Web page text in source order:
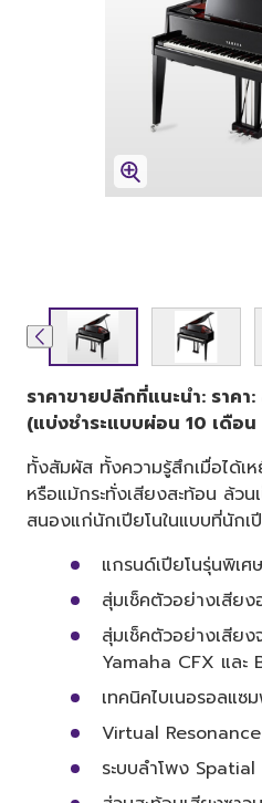
ราคาขายปลีกที่แนะนำ: ราค
(แบ่งชำระแบบผ่อน 10 เดือ
ทั้งสัมผัส ทั้งความรู้สึกเมื่อได้
หรือแม้กระทั่งเสียงสะท้อน ล้ว
สนองแก่นักเปียโนในแบบที่นักเ
แกรนด์เปียโนรุ่นพิเ
สุ่มเช็คตัวอย่างเสียง
สุ่มเช็คตัวอย่างเสี
Yamaha CFX แล
เทคนิคไบเนอรอลแ
Virtual
ระบบลำโพง